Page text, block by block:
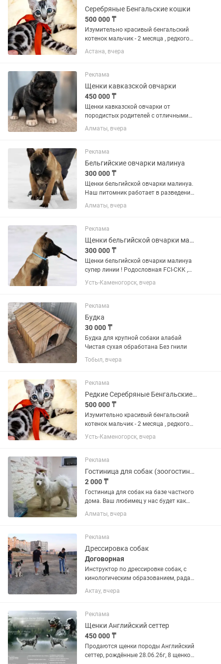
Серебряные Бенгальские кошки
500 000 ₸
Изумительно красивый бенгальский
котенок мальчик - 2 месяца , редкого
серебряного окраса, с очень красивым
и редким рисунком на шубке и еще
кошка-любовь,...
Астана, вчера
Реклама
Щенки кавказской овчарки
450 000 ₸
Щенки кавказской овчарки от
породистых родителей с отличными
охранными качествами. Стоимость: -
Кобель - 450 000 тенге. - Сука - 350 000
Передача новым владельцам...
Алматы, вчера
Реклама
Бельгийские овчарки малинуа
300 000 ₸
Щенки бельгийской овчарки малинуа.
Наш питомник работает в разведении
только одной породы, стаж 12 лет.
Общий стаж племенной деятельности
БО официально...
Алматы, вчера
Реклама
Щенки бельгийской овчарки малинуа с родословной
300 000 ₸
Щенки бельгийской овчарки малинуа
супер линии ! Родословная FCI-СКК ,
перспектива для выставок и спорта,
оба родителя семейные квартирные
Максимус , лучшая спортивная...
Усть-Каменогорск, вчера
Реклама
Будка
30 000 ₸
Будка для крупной собаки алабай
Чистая сухая обработана Без гнили
Тобыл, вчера
Реклама
Редкие Серебряные Бенгальские Котята
500 000 ₸
Изумительно красивый бенгальский
котенок мальчик - 2 месяца , редкого
серебряного окраса, с очень красивым
и редким рисунком на шубке и еще
кошка-любовь,...
Усть-Каменогорск, вчера
Реклама
Гостиница для собак (зоогостиница, передержка)
2 000 ₸
Гостиница для собак на базе частного
дома. Ваш любимец у нас будет как
дома мы его выгуляем и накормим.
Возможно содержание как в вольере
Ваши пожелания...
Алматы, вчера
Реклама
Дрессировка собак
Договорная
Инструктор по дрессировке собак, с
кинологическим образованием, рада
помочь в воспитании ваших собак!
Предлагаю пройти курс послушания
бытовая дрессировка, коррекция...
Актау, вчера
Реклама
Щенки Английский сеттер
450 000 ₸
Продаются щенки породы Английский
сеттер, рождённые 28.06.26г, 8 щенков-